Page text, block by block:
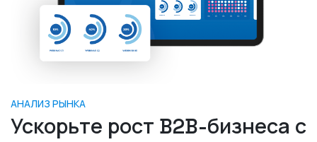
АНАЛИЗ РЫНКА
Ускорьте рост B2B-бизнеса с